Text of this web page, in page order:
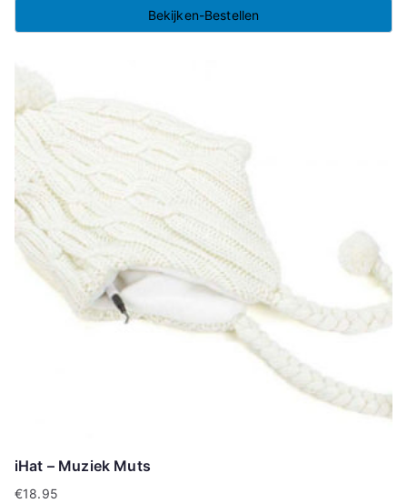
Bekijken-Bestellen
iHat – Muziek Muts
€18.95